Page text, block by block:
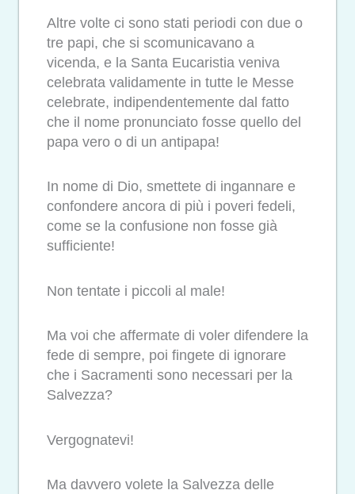
Altre volte ci sono stati periodi con due o
tre papi, che si scomunicavano a
vicenda, e la Santa Eucaristia veniva
celebrata validamente in tutte le Messe
celebrate, indipendentemente dal fatto
che il nome pronunciato fosse quello del
papa vero o di un antipapa!
In nome di Dio, smettete di ingannare e
confondere ancora di più i poveri fedeli,
come se la confusione non fosse già
sufficiente!
Non tentate i piccoli al male!
Ma voi che affermate di voler difendere la
fede di sempre, poi fingete di ignorare
che i Sacramenti sono necessari per la
Salvezza?
Vergognatevi!
Ma davvero volete la Salvezza delle